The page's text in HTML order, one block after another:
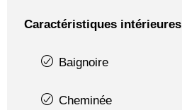
Caractéristiques intérieures
Baignoire
Cheminée